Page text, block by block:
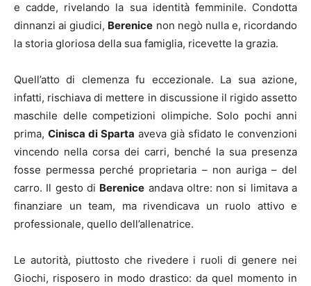
e cadde, rivelando la sua identità femminile. Condotta
dinnanzi ai giudici, Berenice non negò nulla e, ricordando
la storia gloriosa della sua famiglia, ricevette la grazia.
Quell’atto di clemenza fu eccezionale. La sua azione,
infatti, rischiava di mettere in discussione il rigido assetto
maschile delle competizioni olimpiche. Solo pochi anni
prima, Cinisca di Sparta aveva già sfidato le convenzioni
vincendo nella corsa dei carri, benché la sua presenza
fosse permessa perché proprietaria – non auriga – del
carro. Il gesto di Berenice andava oltre: non si limitava a
finanziare un team, ma rivendicava un ruolo attivo e
professionale, quello dell’allenatrice.
Le autorità, piuttosto che rivedere i ruoli di genere nei
Giochi, risposero in modo drastico: da quel momento in